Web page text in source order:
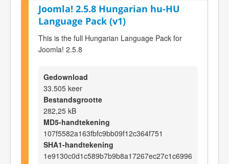
Joomla! 2.5.8 Hungarian hu-HU
Language Pack (v1)
This is the full Hungarian Language Pack for
Joomla! 2.5.8
Gedownload
33.505 keer
Bestandsgrootte
282,25 kB
MD5-handtekening
107f5582a163fbfc9bb09f12c364f751
SHA1-handtekening
1e9130c0d1c589b7b9b8a17267ec27c1c6996